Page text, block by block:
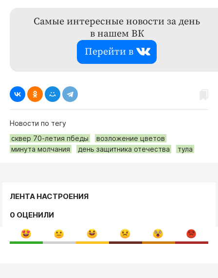
Самые интересные новости за день
в нашем ВК
Перейти в
Новости по тегу
сквер 70-летия пбеды
возложение цветов
минута молчания
день защитника отечества тула
ЛЕНТА НАСТРОЕНИЯ
0 ОЦЕНИЛИ